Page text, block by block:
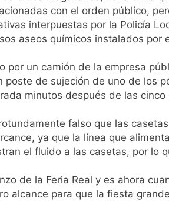
con el orden público,
interpuestas por la Policía
aseos químicos instalados por
por un camión de la empresa
poste de sujeción de uno de los
minutos después de las
falso que las
ya que la línea que
el fluido a las casetas, por lo
de la Feria Real y es ahora
alcance para que la fiesta